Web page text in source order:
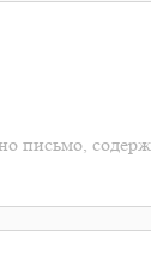
письмо,